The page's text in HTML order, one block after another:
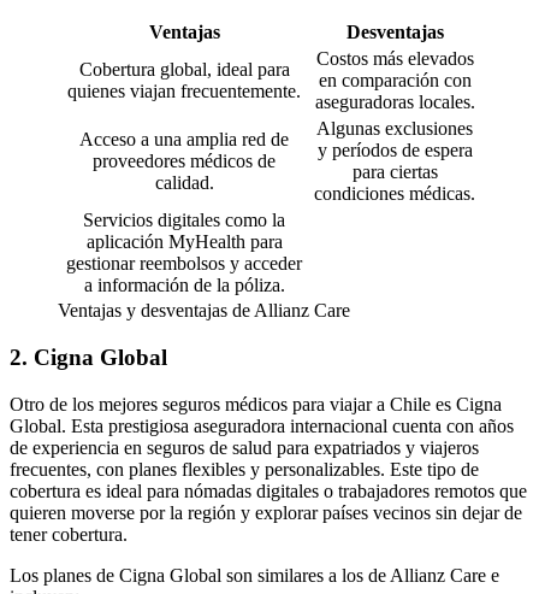
Ventajas
Desventajas
Cobertura global, ideal para
quienes viajan frecuentemente.
Costos más elevados
en comparación con
aseguradoras locales.
Acceso a una amplia red de
proveedores médicos de
calidad.
Algunas exclusiones
y períodos de espera
para ciertas
condiciones médicas.
Servicios digitales como la
aplicación MyHealth para
gestionar reembolsos y acceder
a información de la póliza.
Ventajas y desventajas de Allianz Care
2. Cigna Global
Otro de los mejores seguros médicos para viajar a Chile es Cigna
Global. Esta prestigiosa aseguradora internacional cuenta con años
de experiencia en seguros de salud para expatriados y viajeros
frecuentes, con planes flexibles y personalizables. Este tipo de
cobertura es ideal para nómadas digitales o trabajadores remotos que
quieren moverse por la región y explorar países vecinos sin dejar de
tener cobertura.
Los planes de Cigna Global son similares a los de Allianz Care e